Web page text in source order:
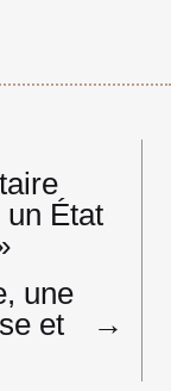
État
une
et
→